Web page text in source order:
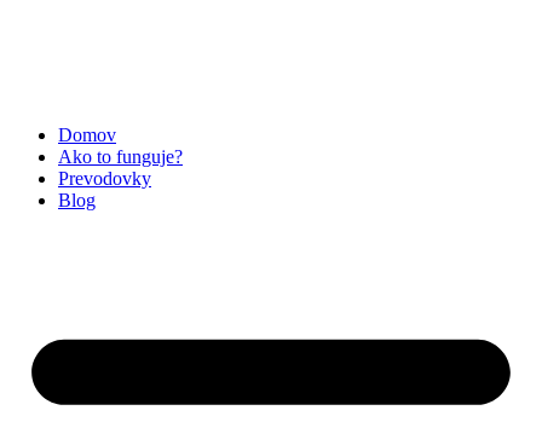
Domov
Ako to funguje?
Prevodovky
Blog